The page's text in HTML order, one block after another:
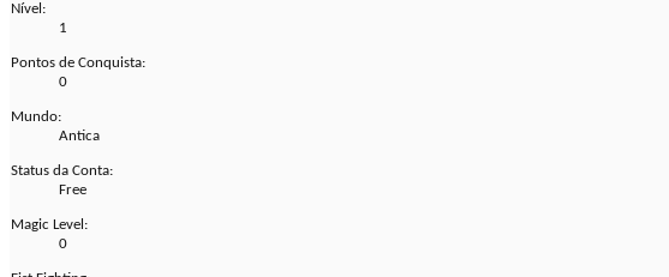
Nível:
1
Pontos de Conquista:
0
Mundo:
Antica
Status da Conta:
Free
Magic Level:
0